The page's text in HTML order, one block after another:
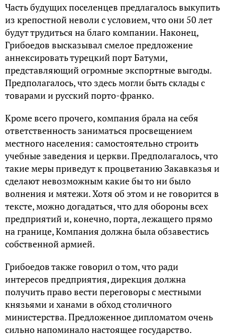
Часть будущих поселенцев предлагалось выкупить
из крепостной неволи с условием, что они 50 лет
будут трудиться на благо компании. Наконец,
Грибоедов высказывал смелое предложение
аннексировать турецкий порт Батуми,
представляющий огромные экспортные выгоды.
Предполагалось, что здесь могли быть склады с
товарами и русский порто-франко.
Кроме всего прочего, компания брала на себя
ответственность заниматься просвещением
местного населения: самостоятельно строить
учебные заведения и церкви. Предполагалось, что
такие меры приведут к процветанию Закавказья и
сделают невозможным какие бы то ни было
волнения и мятежи. Хотя об этом и не говорится в
тексте, можно догадаться, что для обороны всех
предприятий и, конечно, порта, лежащего прямо
на границе, Компания должна была обзавестись
собственной армией.
Грибоедов также говорил о том, что ради
интересов предприятия, дирекция должна
получить право вести переговоры с местными
князьями и ханами в обход столичного
министерства. Предложенное дипломатом очень
сильно напоминало настоящее государство.